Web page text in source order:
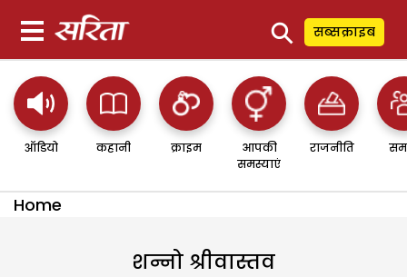
⚲ सब्सक्राइब
ऑडियो कहानी क्राइम
आपकी
समस्याएं
राजनीति
Home
शन्नो श्रीवास्तव